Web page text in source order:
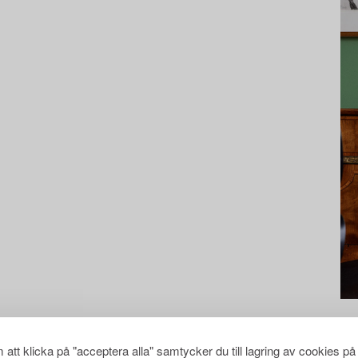
att klicka på "acceptera alla" samtycker du till lagring av cookies